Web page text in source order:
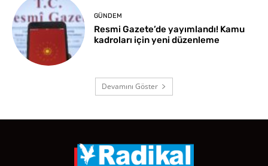
GÜNDEM
Resmi Gazete’de yayımlandı! Kamu
kadroları için yeni düzenleme
Devamını Göster